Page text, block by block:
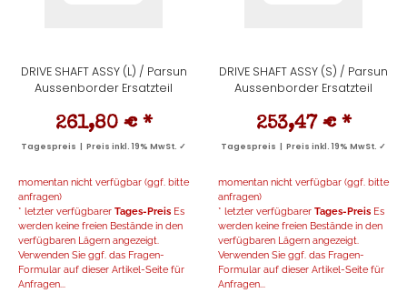
DRIVE SHAFT ASSY (L) / Parsun
Aussenborder Ersatzteil
261,80 € *
Tagespreis | Preis inkl. 19% MwSt. ✓
momentan nicht verfügbar (ggf. bitte
anfragen)
* letzter verfügbarer Tages-Preis Es
werden keine freien Bestände in den
verfügbaren Lägern angezeigt.
Verwenden Sie ggf. das Fragen-
Formular auf dieser Artikel-Seite für
Anfragen...
DRIVE SHAFT ASSY (S) / Parsun
Aussenborder Ersatzteil
253,47 € *
Tagespreis | Preis inkl. 19% MwSt. ✓
momentan nicht verfügbar (ggf. bitte
anfragen)
* letzter verfügbarer Tages-Preis Es
werden keine freien Bestände in den
verfügbaren Lägern angezeigt.
Verwenden Sie ggf. das Fragen-
Formular auf dieser Artikel-Seite für
Anfragen...